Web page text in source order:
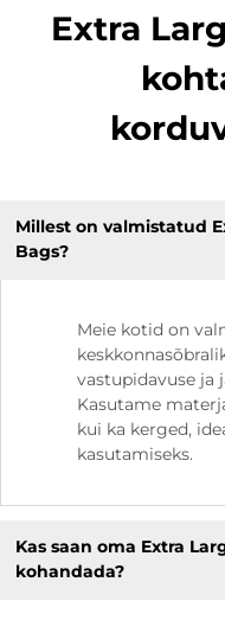
Extra
Millest on valmistatud
Bags?
Meie kotid on
vastupidavuse ja
Kasutame
kui ka kerged,
kasutamiseks.
Kas saan oma Extra
kohandada?